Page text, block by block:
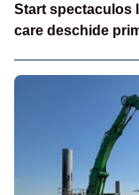
Start spectaculos
care deschide